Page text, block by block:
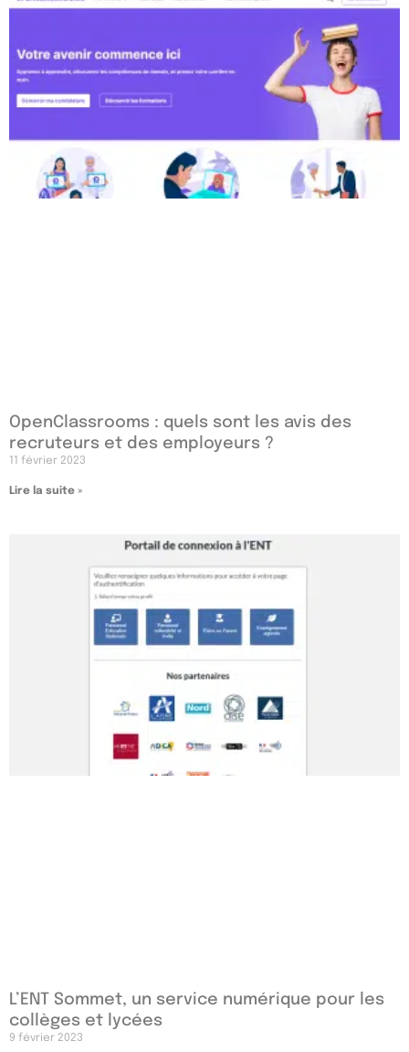
OpenClassrooms : quels sont les avis des
recruteurs et des employeurs ?
11 février 2023
Lire la suite »
L’ENT Sommet, un service numérique pour les
collèges et lycées
9 février 2023